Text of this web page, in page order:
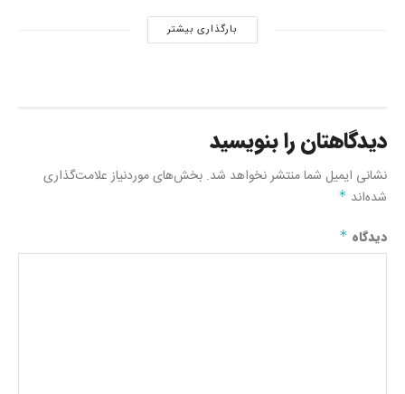
بارگذاری بیشتر
دیدگاهتان را بنویسید
نشانی ایمیل شما منتشر نخواهد شد.بخش‌های موردنیاز علامت‌گذاری
شده‌اند*
دیدگاه*